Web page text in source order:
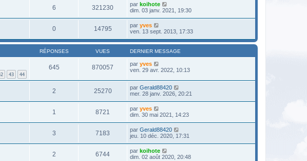
6 321230 par koihote
dim. 03 janv. 2021, 19:30
0 14795 par yves
ven. 13 sept. 2013, 17:33
RÉPONSES VUES DERNIER MESSAGE
43 44
645 870057 par yves
ven. 29 avr. 2022, 10:13
2 25270 par Gerald88420
mer. 28 janv. 2026, 20:21
1 8721 par yves
dim. 30 mai 2021, 14:23
3 7183 par Gerald88420
jeu. 10 déc. 2020, 17:31
2 6744 par koihote
dim. 02 août 2020, 20:48